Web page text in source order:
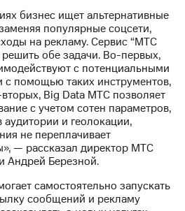
2023
бизнес ищет альтернативные
популярные соцсети,
на рекламу. Сервис “МТС
обе задачи. Во-первых,
с потенциальными
с помощью таких инструментов,
Big Data МТС позволяет
с учетом сотен параметров,
аудитории и геолокации,
не переплачивает
— рассказал директор МТС
Андрей Березной.
самостоятельно запускать
сообщений и рекламу